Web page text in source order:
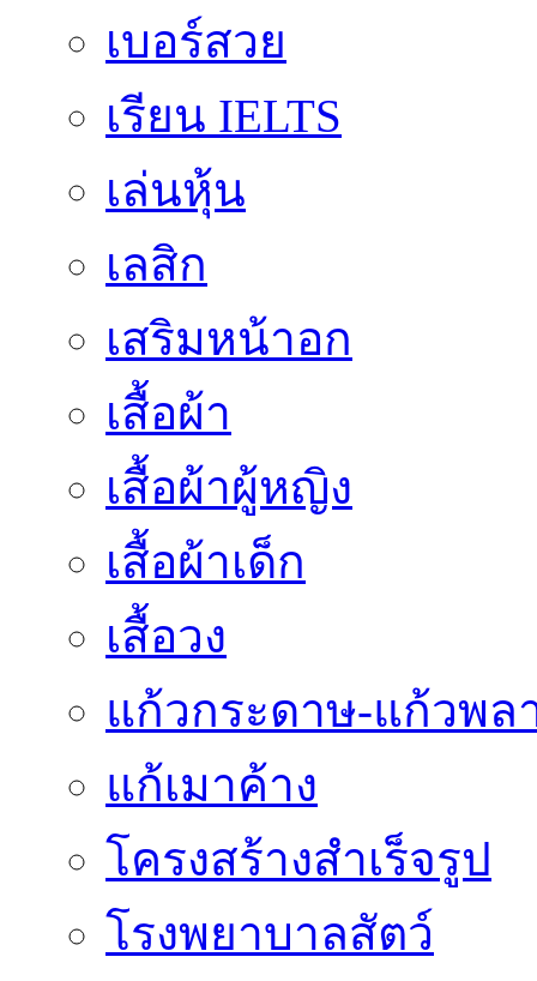
เบอร์สวย
เรียน IELTS
เล่นหุ้น
เลสิก
เสริมหน้าอก
เสื้อผ้า
เสื้อผ้าผู้หญิง
เสื้อผ้าเด็ก
เสื้อวง
แก้วกระดาษ-แก้วพล
แก้เมาค้าง
โครงสร้างสำเร็จรูป
โรงพยาบาลสัตว์